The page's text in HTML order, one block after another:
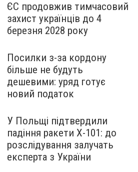
ЄС продовжив тимчасовий
захист українців до 4
березня 2028 року
Посилки з-за кордону
більше не будуть
дешевими: уряд готує
новий податок
У Польщі підтвердили
падіння ракети Х-101: до
розслідування залучать
експерта з України